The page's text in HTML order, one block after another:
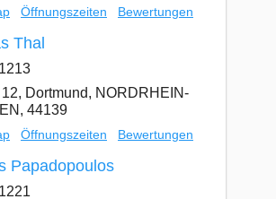
Öffnungszeiten Bewertungen
Thal
12, Dortmund, NORDRHEIN-
44139
Öffnungszeiten Bewertungen
Papadopoulos